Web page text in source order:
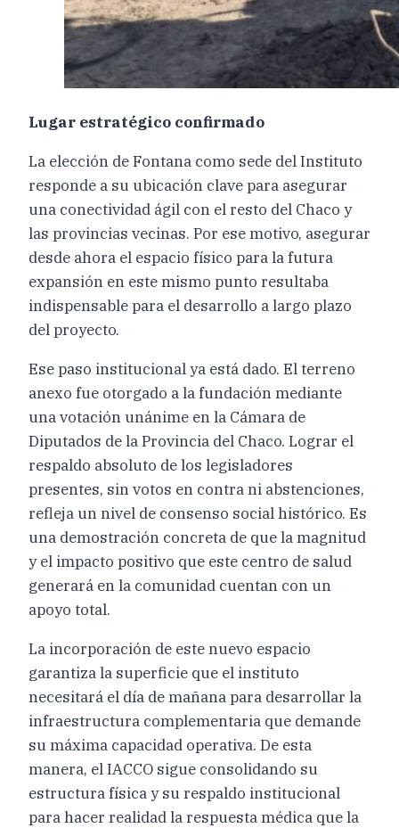
Lugar estratégico confirmado
La elección de Fontana como sede del Instituto
responde a su ubicación clave para asegurar
una conectividad ágil con el resto del Chaco y
las provincias vecinas. Por ese motivo, asegurar
desde ahora el espacio físico para la futura
expansión en este mismo punto resultaba
indispensable para el desarrollo a largo plazo
del proyecto.
Ese paso institucional ya está dado. El terreno
anexo fue otorgado a la fundación mediante
una votación unánime en la Cámara de
Diputados de la Provincia del Chaco. Lograr el
respaldo absoluto de los legisladores
presentes, sin votos en contra ni abstenciones,
refleja un nivel de consenso social histórico. Es
una demostración concreta de que la magnitud
y el impacto positivo que este centro de salud
generará en la comunidad cuentan con un
apoyo total.
La incorporación de este nuevo espacio
garantiza la superficie que el instituto
necesitará el día de mañana para desarrollar la
infraestructura complementaria que demande
su máxima capacidad operativa. De esta
manera, el IACCO sigue consolidando su
estructura física y su respaldo institucional
para hacer realidad la respuesta médica que la